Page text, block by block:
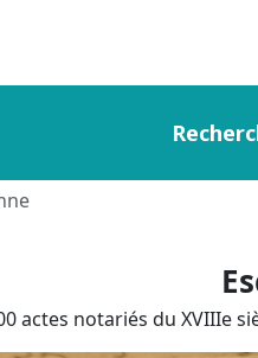
actes notariés du XVIIIe